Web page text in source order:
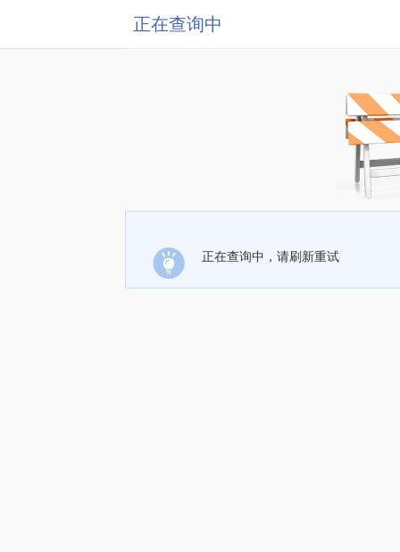
正在查询中
正在查询中，请刷新重试